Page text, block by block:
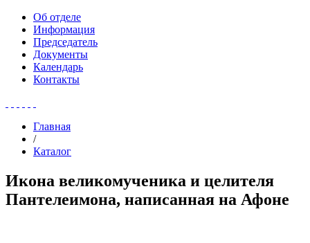
Об отделе
Информация
Председатель
Документы
Календарь
Контакты
Главная
/
Каталог
Икона великомученика и целителя
Пантелеимона, написанная на Афоне